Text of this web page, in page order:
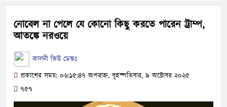
নোবেল না পেলে যে কোনো কিছু করতে পারেন ট্রাম্প,
আতঙ্কে নরওয়ে
কালনী ভিউ ডেস্কঃ
প্রকাশের সময়: ০৬:১৫:৪৭ অপরাহ্ন, বৃহস্পতিবার, ৯ অক্টোবর ২০২৫
৭৫৭